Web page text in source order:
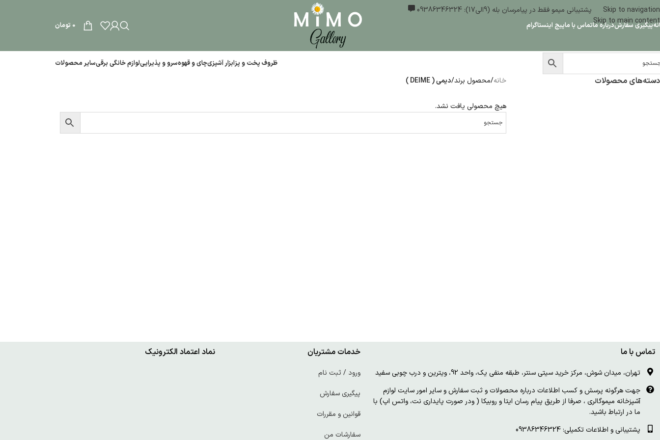
Skip to navigation
Skip to main content
پشتیبانی میمو فقط در پیامرسان بله (9الی17): 09386346324
پیگیری سفارشدرباره ماتماس با ماپیج اینستاگرام 0 تومان
ظروف پخت و پزابزار آشپزیچای و قهوهسرو و پذیراییلوازم خانگی برقیسایر محصولات
دسته‌های محصولات خانه/محصول برند/دیمی ( DEIME )
هیچ محصولی یافت نشد.
تماس با ما
تهران، میدان شوش، مرکز خرید سیتی سنتر، طبقه منفی یک، واحد 92، ویترین و درب چوبی سفید
جهت هرگونه پرسش و کسب اطلاعات درباره محصولات و ثبت سفارش و سایر امور سایت لوازم
آشپزخانه میموگالری ، صرفا از طریق پیام رسان ایتا و روبیکا ( ودر صورت پایداری نت، واتس اپ) با
ما در ارتباط باشید.
پشتیبانی و اطلاعات تکمیلی: 09386346324
خدمات مشتریان
ورود / ثبت نام
پیگیری سفارش
قوانین و مقررات
سفارشات من
نماد اعتماد الکترونیک